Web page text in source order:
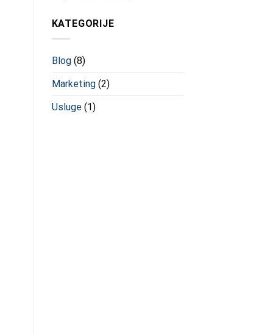
KATEGORIJE
Blog(8)
Marketing(2)
Usluge(1)